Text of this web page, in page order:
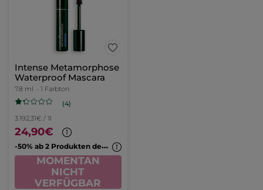
Intense Metamorphose
Waterproof Mascara
7.8 ml - 1 Farbton
(4)
3.192,31€ / 1l
24,90€
-
50% ab 2 Produkten deiner Wahl
MOMENTAN
NICHT
VERFÜGBAR